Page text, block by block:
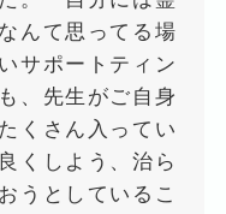
んて思ってる場
サポートティン
、先生がご自身
くさん入ってい
くしよう、治ら
うとしているこ